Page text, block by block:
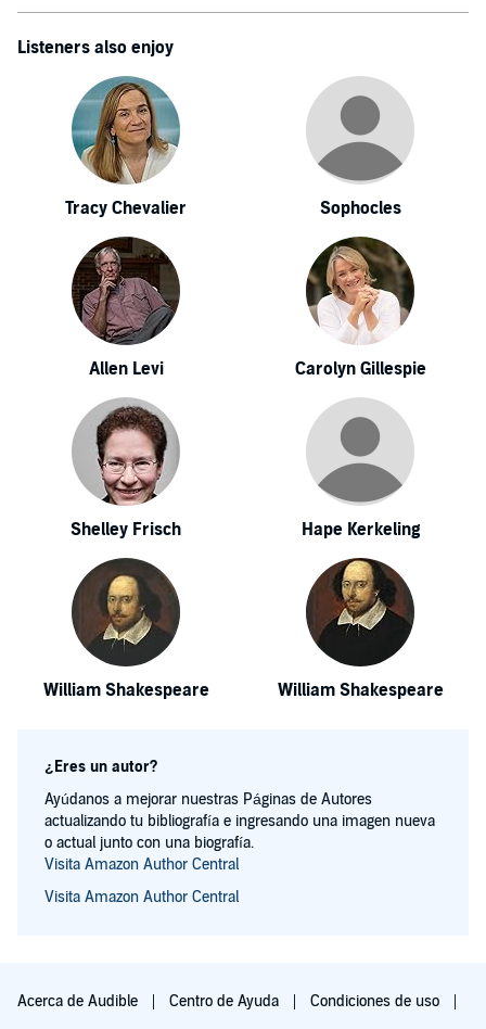
Listeners also enjoy
Tracy Chevalier Sophocles
Allen Levi Carolyn Gillespie
Shelley Frisch Hape Kerkeling
William Shakespeare William Shakespeare
¿Eres un autor?
Ayúdanos a mejorar nuestras Páginas de Autores
actualizando tu bibliografía e ingresando una imagen nueva
o actual junto con una biografía.
Visita Amazon Author Central
Visita Amazon Author Central
Acerca de Audible Centro de Ayuda Condiciones de uso